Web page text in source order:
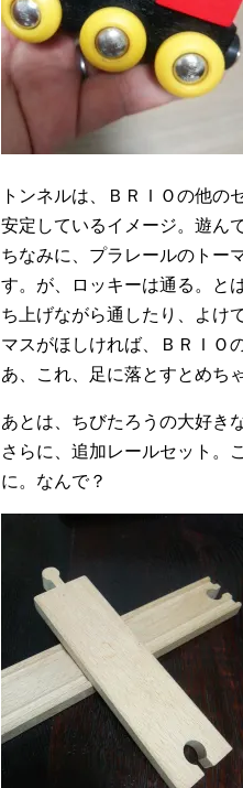
トンネルは、ＢＲＩＯの他の
安定しているイメージ。遊ん
ちなみに、プラレールのトー
す。が、ロッキーは通る。と
ち上げながら通したり、よけ
マスがほしければ、ＢＲＩＯ
あ、これ、足に落とすとめち
あとは、ちびたろうの大好き
さらに、追加レールセット。
に。なんで？